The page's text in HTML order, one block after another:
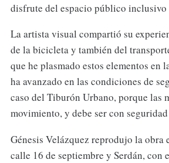
disfrute del espacio público inclusivo
La artista visual compartió su
de la bicicleta y también del
que he plasmado estos elementos en
ha avanzado en las condiciones de
caso del Tiburón Urbano, porque las
movimiento, y debe ser con
Génesis Velázquez reprodujo la obra
calle 16 de septiembre y Serdán, con